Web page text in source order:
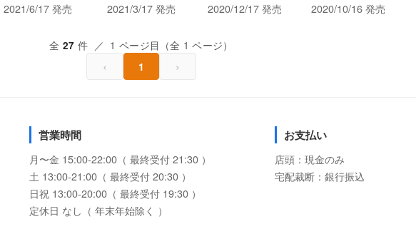
2021/6/17 発売 2021/3/17 発売 2020/12/17 発売 2020/10/16 発売
全 27 件 ／ 1 ページ目（全 1 ページ）
‹ 1 ›
営業時間
月〜金 15:00-22:00（ 最終受付 21:30 ）
土 13:00-21:00（ 最終受付 20:30 ）
日祝 13:00-20:00（ 最終受付 19:30 ）
定休日 なし（ 年末年始除く ）
お支払い
店頭：現金のみ
宅配裁断：銀行振込